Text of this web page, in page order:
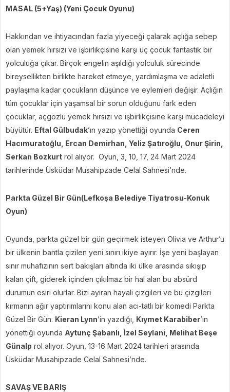
MASAL (5+Yaş) (Yeni Çocuk Oyunu)
Hakkından ve ihtiyacından fazla yiyeceği çalarak açlığa sebep
olan yemek hırsızı ve işbirlikçisine karşı üç çocuk fantastik bir
yolculuğa çıkar. Birçok engelin aşıldığı yolculuk sürecinde
bireysellikten birlikte hareket etmeye, yardımlaşma ve adaletli
paylaşıma kadar çocukların düşünce ve eylemleri değişir. Açlığın
tüm çocuklar için yaşamsal bir sorun olduğunu fark eden
çocuklar, açgözlü yemek hırsızı ve işbirlikçisine karşı mücadeleyi
büyütür. Eftal Gülbudak’ın yazıp yönettiği oyunda Ceren
Hacımuratoğlu, Ercan Demirhan, Yeliz Şatıroğlu, Onur Şirin,
Serkan Bozkurt rol alıyor. Oyun, 3, 10, 17, 24 Mart 2024
tarihlerinde Üsküdar Musahipzade Celal Sahnesi’nde.
Parkta Güzel Bir Gün(Lefkoşa Belediye Tiyatrosu-Konuk
Oyun)
Oyunda, parkta güzel bir gün geçirmek isteyen Olivia ve Arthur’u
bir ülkenin bantla çizilen yeni sınırı ikiye ayırır. İşe yeni başlayan
sınır muhafızının sert bakışları altında iki ülke arasında sıkışıp
kalan çift, giderek içinden çıkılmaz bir hal alan bu absürd
durumun esiri olurlar. Bizi ayıran hayali çizgileri ve bu çizgileri
kırmanın ağır yaptırımlarını konu alan acı-tatlı bir komedi Parkta
Güzel Bir Gün. Kieran Lynn’in yazdığı, Kıymet Karabiber’in
yönettiği oyunda Aytunç Şabanlı, İzel Seylani, Melihat Beşe
Günalp rol alıyor. Oyun, 13-16 Mart 2024 tarihleri arasında
Üsküdar Musahipzade Celal Sahnesi’nde.
SAVAŞ VE BARIŞ